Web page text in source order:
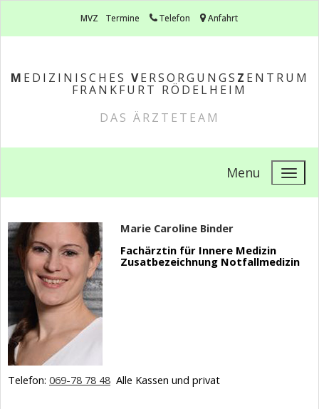
MVZ Termine Telefon Anfahrt
M EDIZINISCHES VERSORGUNGS Z ENTRUM
FRANKFURT RÖDELHEIM
DAS ÄRZTETEAM
Menu
Marie Caroline Binder
Fachärztin für Innere Medizin
Zusatbezeichnung Notfallmedizin
Telefon: 069-78 78 48 Alle Kassen und privat